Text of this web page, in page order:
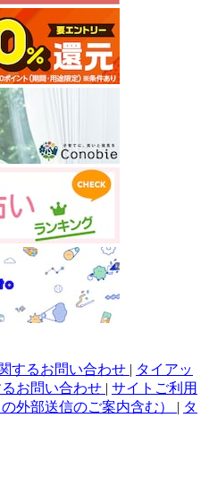
するお問い合わせ | タイアッ
お問い合わせ | サイトご利用
外部送信のご案内含む） | タ